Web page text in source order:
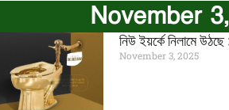
November
নিউ ইয়র্কে নিলামে
November 3, 2025